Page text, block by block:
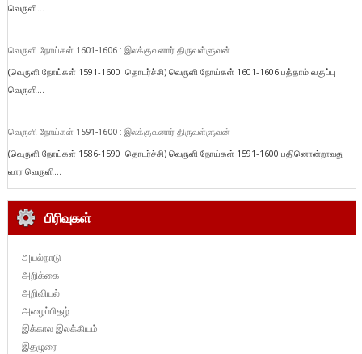
வெருளி...
வெருளி நோய்கள் 1601-1606 : இலக்குவனார் திருவள்ளுவன்
(வெருளி நோய்கள் 1591-1600 :தொடர்ச்சி) வெருளி நோய்கள் 1601-1606 பத்தாம் வகுப்பு
வெருளி...
வெருளி நோய்கள் 1591-1600 : இலக்குவனார் திருவள்ளுவன்
(வெருளி நோய்கள் 1586-1590 :தொடர்ச்சி) வெருளி நோய்கள் 1591-1600 பதினொன்றாவது
வார வெருளி...
பிரிவுகள்
அயல்நாடு
அறிக்கை
அறிவியல்
அழைப்பிதழ்
இக்கால இலக்கியம்
இதழுரை